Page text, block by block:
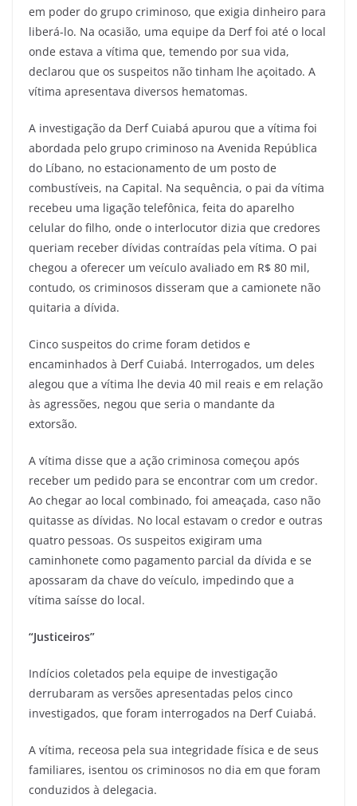
em poder do grupo criminoso, que exigia dinheiro para
liberá-lo. Na ocasião, uma equipe da Derf foi até o local
onde estava a vítima que, temendo por sua vida,
declarou que os suspeitos não tinham lhe açoitado. A
vítima apresentava diversos hematomas.
A investigação da Derf Cuiabá apurou que a vítima foi
abordada pelo grupo criminoso na Avenida República
do Líbano, no estacionamento de um posto de
combustíveis, na Capital. Na sequência, o pai da vítima
recebeu uma ligação telefônica, feita do aparelho
celular do filho, onde o interlocutor dizia que credores
queriam receber dívidas contraídas pela vítima. O pai
chegou a oferecer um veículo avaliado em R$ 80 mil,
contudo, os criminosos disseram que a camionete não
quitaria a dívida.
Cinco suspeitos do crime foram detidos e
encaminhados à Derf Cuiabá. Interrogados, um deles
alegou que a vítima lhe devia 40 mil reais e em relação
às agressões, negou que seria o mandante da
extorsão.
A vítima disse que a ação criminosa começou após
receber um pedido para se encontrar com um credor.
Ao chegar ao local combinado, foi ameaçada, caso não
quitasse as dívidas. No local estavam o credor e outras
quatro pessoas. Os suspeitos exigiram uma
caminhonete como pagamento parcial da dívida e se
apossaram da chave do veículo, impedindo que a
vítima saísse do local.
“Justiceiros”
Indícios coletados pela equipe de investigação
derrubaram as versões apresentadas pelos cinco
investigados, que foram interrogados na Derf Cuiabá.
A vítima, receosa pela sua integridade física e de seus
familiares, isentou os criminosos no dia em que foram
conduzidos à delegacia.